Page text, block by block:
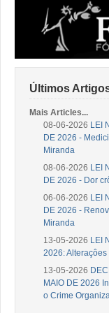
Últimos
Mais Articles...
08-06-2026 LEI
DE 2026 -
Miranda
08-06-2026 LEI
DE 2026 - Dor
06-06-2026 LEI
DE 2026 -
Miranda
13-05-2026 LEI
2026:
13-05-2026
MAIO DE 2026
o Crime